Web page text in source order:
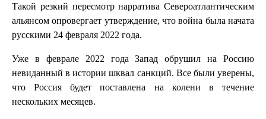
Такой резкий пересмотр нарратива Североатлантическим
альянсом опровергает утверждение, что война была начата
русскими 24 февраля 2022 года.
Уже в феврале 2022 года Запад обрушил на Россию
невиданный в истории шквал санкций. Все были уверены,
что Россия будет поставлена на колени в течение
нескольких месяцев.